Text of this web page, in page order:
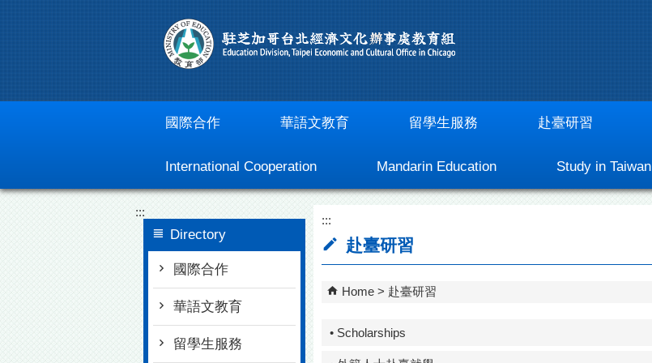
國際合作 華語文教育 留學生服務 赴臺研習
International Cooperation Mandarin Education Study in Taiwan
:::
Directory
國際合作
華語文教育
留學生服務
:::
赴臺研習
Home 赴臺研習
• Scholarships